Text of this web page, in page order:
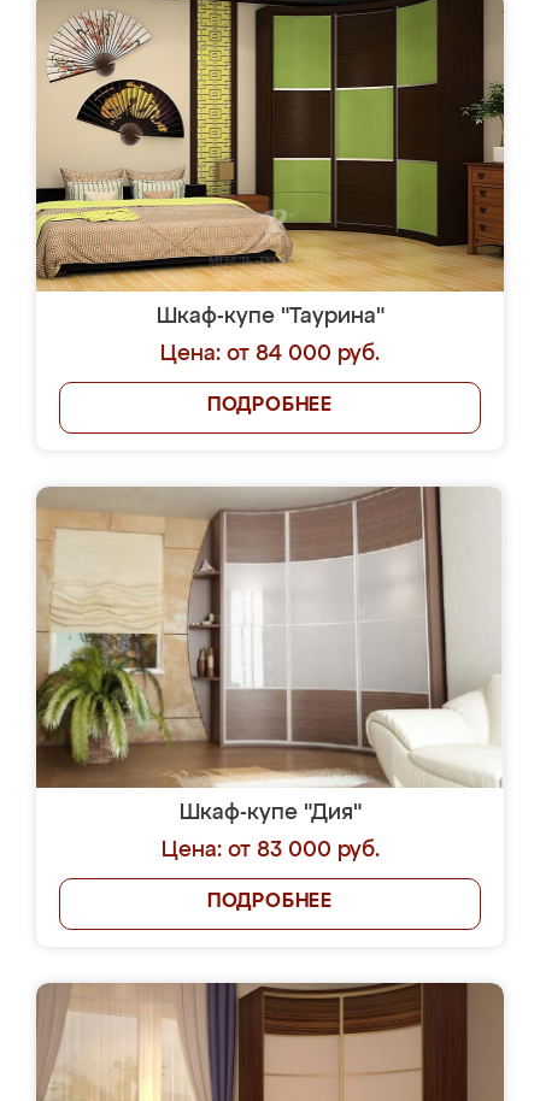
Шкаф-купе "Таурина"
Цена: от 84 000 руб.
ПОДРОБНЕЕ
Шкаф-купе "Дия"
Цена: от 83 000 руб.
ПОДРОБНЕЕ